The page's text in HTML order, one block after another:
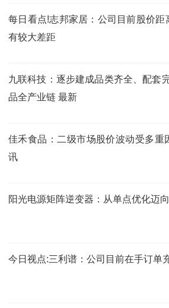
每日看点!志邦家居：公司目前股价距
有较大差距
九联科技：逐步建成品类齐全、配套
品全产业链 最新
佳禾食品：二级市场股价波动受多重
讯
阳光电源矩阵逆变器：从单点优化迈
今日视点:三利谱：公司目前在手订单